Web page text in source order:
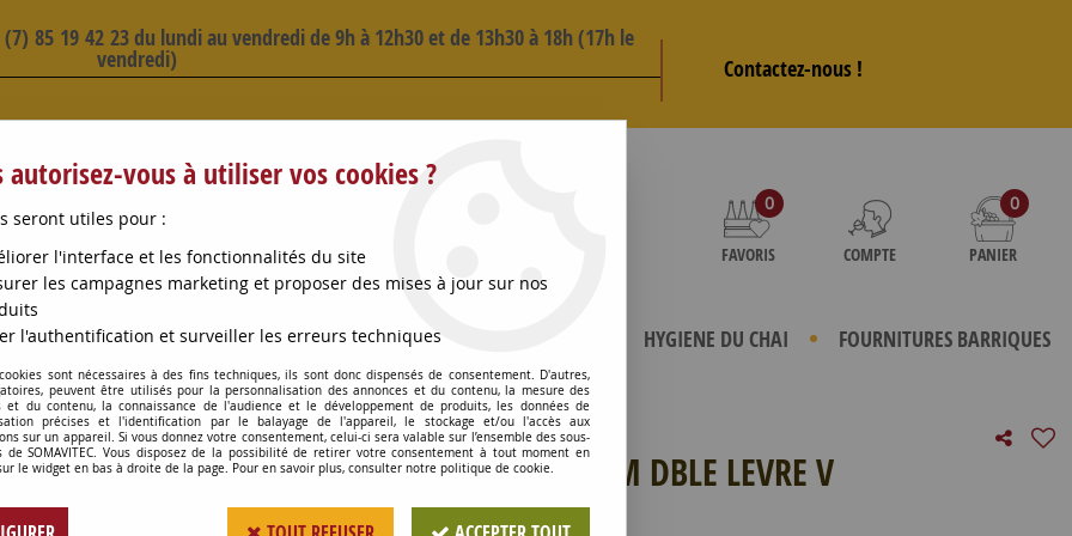
85 19 42 23 du lundi au vendredi de 9h à 12h30 et de 13h30 à 18h (17h le
vendredi) Contactez-nous !
0
FAVORIS COMPTE
0
PANIER
CONSOMMABLES OENOLOGIE HYGIENE DU CHAI FOURNITURES BARRIQUES
A AIR D1300MM DBLE LEVRE V
CHAMBRE A AIR D1300MM DBLE LEVRE V
autorisez-vous à utiliser vos cookies ?
seront utiles pour :
l'interface et les fonctionnalités du site
les campagnes marketing et proposer des mises à jour sur nos
l'authentification et surveiller les erreurs techniques
sont nécessaires à des fins techniques, ils sont donc dispensés de consentement. D'autres,
peuvent être utilisés pour la personnalisation des annonces et du contenu, la mesure des
et du contenu, la connaissance de l'audience et le développement de produits, les données de
précises et l'identification par le balayage de l'appareil, le stockage et/ou l'accès aux
sur un appareil. Si vous donnez votre consentement, celui-ci sera valable sur l’ensemble des sous-
de SOMAVITEC. Vous disposez de la possibilité de retirer votre consentement à tout moment en
le widget en bas à droite de la page. Pour en savoir plus, consulter notre politique de cookie.